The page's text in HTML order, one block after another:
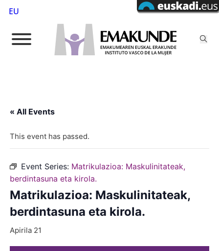
EU
« All Events
This event has passed.
Event Series: Matrikulazioa: Maskulinitateak,
berdintasuna eta kirola.
Matrikulazioa: Maskulinitateak,
berdintasuna eta kirola.
Apirila 21